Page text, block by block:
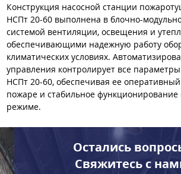
Конструкция насосной станции
НСПт 20-60 выполнена в блочно-
системой вентиляции, освещения и
обеспечивающими надежную работу
климатических условиях.
управления контролирует все
НСПт 20-60, обеспечивая ее
пожаре и стабильное
режиме.
Остались
Свяжитесь с